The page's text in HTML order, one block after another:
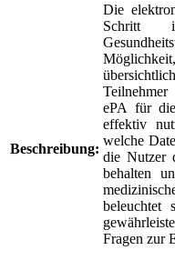
Beschreibung:
Die
Schritt
ePA für
effektiv
welche
die Nutzer
behalten
beleuchtet
Fragen zur